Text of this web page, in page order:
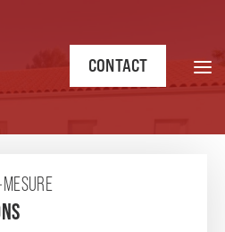
CONTACT